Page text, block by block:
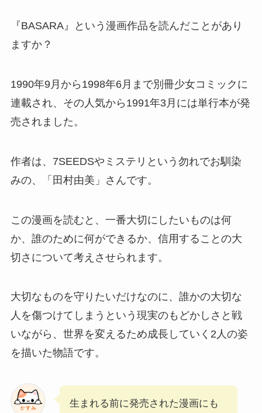
『BASARA』という漫画作品を読んだことがあり
ますか？
1990年9月から1998年6月まで別冊少女コミックに
連載され、その人気から1991年3月には単行本が発
売されました。
作者は、7SEEDSやミステリという勿れでお馴染
みの、「田村由美」さんです。
この漫画を読むと、一番大切にしたいものは何
か、誰のために何ができるか、信用することの大
切さについて考えさせられます。
大切なものを守りたいだけなのに、誰かの大切な
人を傷つけてしまうという現実のもどかしさと戦
いながら、世界を変えるため成長していく2人の姿
を描いた物語です。
生まれる前に発売された漫画にも